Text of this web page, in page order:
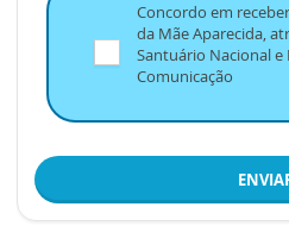
Concordo em
da Mãe Aparecida,
Santuário Nacional e
Comunicação